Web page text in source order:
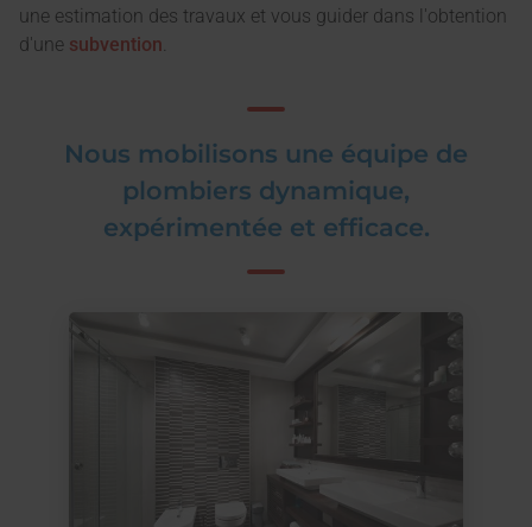
une estimation des travaux et vous guider dans l'obtention
d'une subvention.
Nous mobilisons une équipe de
plombiers dynamique,
expérimentée et efficace.